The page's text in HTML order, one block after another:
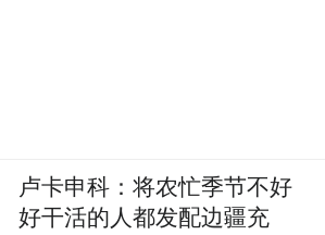
卢卡申科：将农忙季节不好
好干活的人都发配边疆充